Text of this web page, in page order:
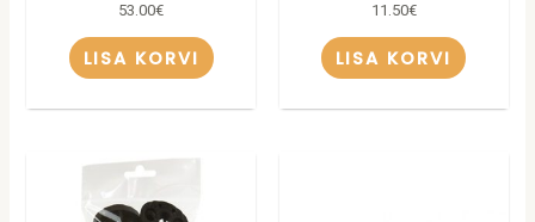
53.00€
LISA KORVI
11.50€
LISA KORVI